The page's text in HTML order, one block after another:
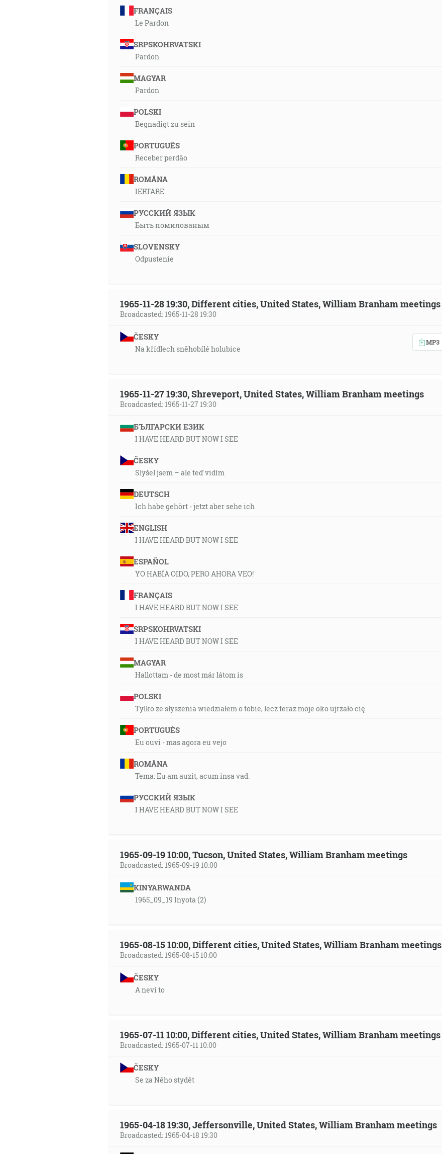
FRANÇAIS
Le Pardon
SRPSKOHRVATSKI
Pardon
MAGYAR
Pardon
POLSKI
Begnadigt zu sein
PORTUGUÊS
Receber perdão
ROMÂNA
IERTARE
РУССКИЙ ЯЗЫК
Быть помилованым
SLOVENSKY
Odpustenie
1965-11-28 19:30, Different cities, United States, William Branham meetings
Broadcasted: 1965-11-28 19:30
ČESKY
Na křídlech sněhobílé holubice
MP3
1965-11-27 19:30, Shreveport, United States, William Branham meetings
Broadcasted: 1965-11-27 19:30
БЪЛГАРСКИ ЕЗИК
I HAVE HEARD BUT NOW I SEE
ČESKY
Slyšel jsem – ale teď vidím
DEUTSCH
Ich habe gehört - jetzt aber sehe ich
ENGLISH
I HAVE HEARD BUT NOW I SEE
ESPAÑOL
YO HABÍA OIDO, PERO AHORA VEO!
FRANÇAIS
I HAVE HEARD BUT NOW I SEE
SRPSKOHRVATSKI
I HAVE HEARD BUT NOW I SEE
MAGYAR
Hallottam - de most már látom is
POLSKI
Tylko ze słyszenia wiedziałem o tobie, lecz teraz moje oko ujrzało cię.
PORTUGUÊS
Eu ouvi - mas agora eu vejo
ROMÂNA
Tema: Eu am auzit, acum insa vad.
РУССКИЙ ЯЗЫК
I HAVE HEARD BUT NOW I SEE
1965-09-19 10:00, Tucson, United States, William Branham meetings
Broadcasted: 1965-09-19 10:00
KINYARWANDA
1965_09_19 Inyota (2)
1965-08-15 10:00, Different cities, United States, William Branham meetings
Broadcasted: 1965-08-15 10:00
ČESKY
A neví to
1965-07-11 10:00, Different cities, United States, William Branham meetings
Broadcasted: 1965-07-11 10:00
ČESKY
Se za Něho stydět
1965-04-18 19:30, Jeffersonville, United States, William Branham meetings
Broadcasted: 1965-04-18 19:30